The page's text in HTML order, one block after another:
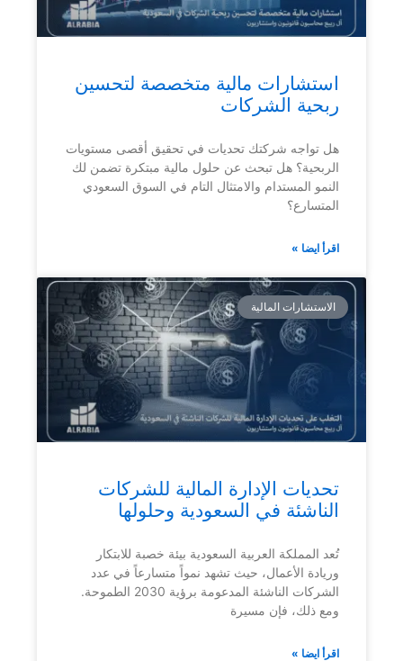
استشارات مالية متخصصة لتحسين
ربحية الشركات
هل تواجه شركتك تحديات في تحقيق أقصى مستويات
الربحية؟ هل تبحث عن حلول مالية مبتكرة تضمن لك
النمو المستدام والامتثال التام في السوق السعودي
المتسارع؟
اقرأ ايضا »
الاستشارات المالية
تحديات الإدارة المالية للشركات
الناشئة في السعودية وحلولها
تُعد المملكة العربية السعودية بيئة خصبة للابتكار
وريادة الأعمال، حيث تشهد نمواً متسارعاً في عدد
الشركات الناشئة المدعومة برؤية 2030 الطموحة.
ومع ذلك، فإن مسيرة
اقرأ ايضا »